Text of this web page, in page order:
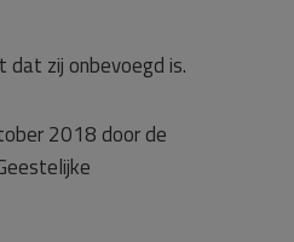
dat zij onbevoegd is.
2018 door de